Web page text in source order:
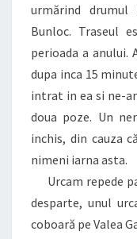
urmărind
Bunloc. Traseul
perioada a anului.
dupa inca 15
intrat in ea si ne-
doua poze. Un
inchis, din cauza
nimeni iarna asta.
Urcam repede
desparte, unul
coboară pe Valea